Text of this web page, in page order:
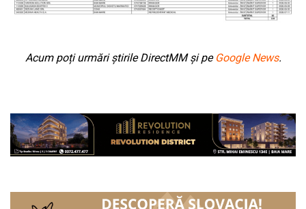
Acum poți urmări știrile DirectMM și pe Google News.